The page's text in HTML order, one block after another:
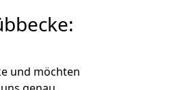
und möchten